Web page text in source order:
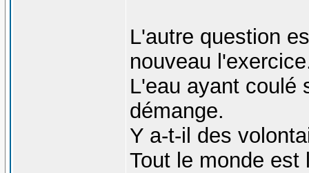
L'autre question
nouveau
L'eau ayant coulé
démange.
Y a-t-il des
Tout le monde est